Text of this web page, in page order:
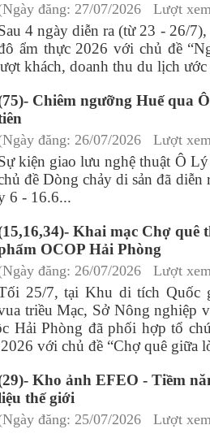
đăng: 27/07/2026 Lượt
4 ngày diễn ra (từ 23 - 26/
ẩm thực 2026 với chủ đề
khách, doanh thu du lịch
Chiêm ngưỡng Huế qua
đăng: 26/07/2026 Lượt
kiện giao lưu nghệ thuật Ô
đề Dòng chảy di sản đã
6 - 16.6...
Khai mạc Chợ quê
OCOP Hải Phòng
đăng: 26/07/2026 Lượt
25/7, tại Khu di tích Quốc
triều Mạc, Sở Nông nghiệp
Hải Phòng đã phối hợp tổ
với chủ đề “Chợ quê giữa
Kho ảnh EFEO - Tiềm
thế giới
đăng: 25/07/2026 Lượt